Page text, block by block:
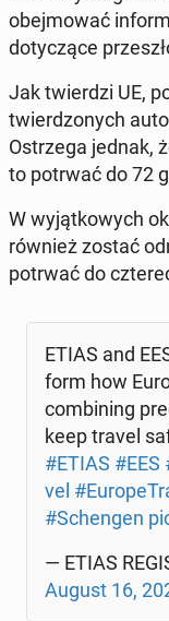
obej­mo­wać
do­ty­czą­ce
Jak twier­dzi UE,
twier­dzo­nych
Ostrze­ga jednak,
to potrwać do 72
W wy­jąt­ko­wych
również zostać
potrwać do
ETIAS and
form how
com­bi­ning
keep travel
#ETIAS #EES
vel
#Schen­gen
— ETIAS
August 16,